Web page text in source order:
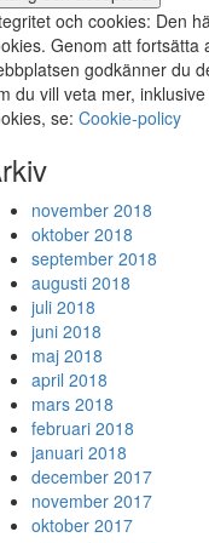
och cookies: Den
Genom att fortsätta
godkänner du
du vill veta mer,
se: Cookie-policy
november 2018
oktober 2018
september 2018
augusti 2018
juli 2018
juni 2018
maj 2018
april 2018
mars 2018
februari 2018
januari 2018
december 2017
november 2017
oktober 2017